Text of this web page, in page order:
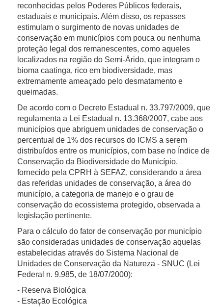
reconhecidas pelos Poderes Públicos federais,
estaduais e municipais. Além disso, os repasses
estimulam o surgimento de novas unidades de
conservação em municípios com pouca ou nenhuma
proteção legal dos remanescentes, como aqueles
localizados na região do Semi-Árido, que integram o
bioma caatinga, rico em biodiversidade, mas
extremamente ameaçado pelo desmatamento e
queimadas.
De acordo com o Decreto Estadual n. 33.797/2009, que
regulamenta a Lei Estadual n. 13.368/2007, cabe aos
municípios que abriguem unidades de conservação o
percentual de 1% dos recursos do ICMS a serem
distribuídos entre os municípios, com base no Índice de
Conservação da Biodiversidade do Município,
fornecido pela CPRH à SEFAZ, considerando a área
das referidas unidades de conservação, a área do
município, a categoria de manejo e o grau de
conservação do ecossistema protegido, observada a
legislação pertinente.
Para o cálculo do fator de conservação por município
são consideradas unidades de conservação aquelas
estabelecidas através do Sistema Nacional de
Unidades de Conservação da Natureza - SNUC (Lei
Federal n. 9.985, de 18/07/2000):
- Reserva Biológica
- Estação Ecológica